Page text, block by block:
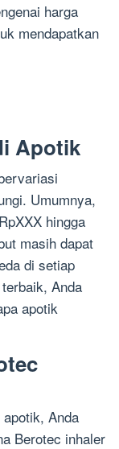
harga
mendapatkan
Apotik
Umumnya,
hingga
masih dapat
di setiap
Anda
apotik
Anda
Berotec inhaler